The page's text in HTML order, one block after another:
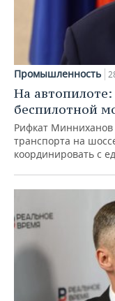
Промышленность
На автопилоте:
беспилотной
Рифкат Минниханов
транспорта на
координировать с